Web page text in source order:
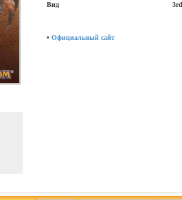
Вид
•Официальный сайт